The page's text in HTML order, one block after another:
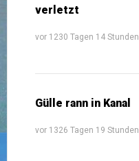
verletzt
vor 1230 Tagen 14 Stunden
Gülle rann in Kanal
vor 1326 Tagen 19 Stunden